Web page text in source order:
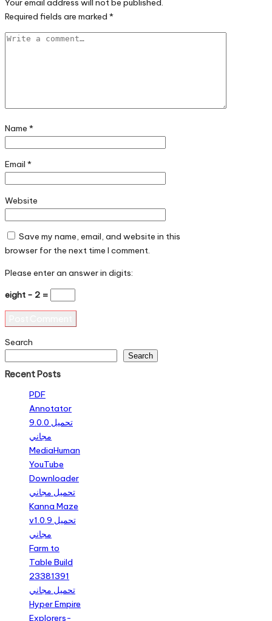
Your email address will not be published.
Required fields are marked *
Name *
Email *
Website
Save my name, email, and website in this
browser for the next time I comment.
Please enter an answer in digits:
eight − 2 =
Search
Search
Recent Posts
PDF
Annotator
9.0.0 تحميل
مجاني
MediaHuman
YouTube
Downloader
تحميل مجاني
Kanna Maze
v1.0.9 تحميل
مجاني
Farm to
Table Build
23381391
تحميل مجاني
Hyper Empire
Explorers-